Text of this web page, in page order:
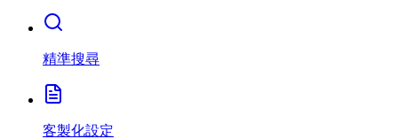
精準搜尋
客製化設定